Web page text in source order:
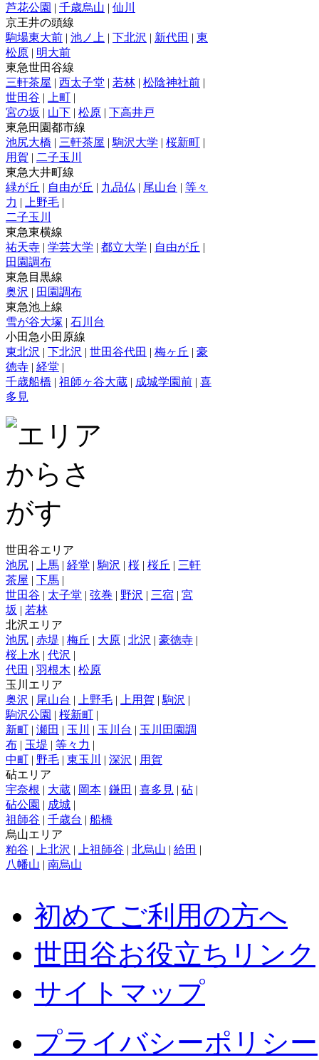
芦花公園 | 千歳烏山 | 仙川
京王井の頭線
駒場東大前 | 池ノ上 | 下北沢 | 新代田 | 東
松原 | 明大前
東急世田谷線
三軒茶屋 | 西太子堂 | 若林 | 松陰神社前 |
世田谷 | 上町 |
宮の坂 | 山下 | 松原 | 下高井戸
東急田園都市線
池尻大橋 | 三軒茶屋 | 駒沢大学 | 桜新町 |
用賀 | 二子玉川
東急大井町線
緑が丘 | 自由が丘 | 九品仏 | 尾山台 | 等々
力 | 上野毛 |
二子玉川
東急東横線
祐天寺 | 学芸大学 | 都立大学 | 自由が丘 |
田園調布
東急目黒線
奥沢 | 田園調布
東急池上線
雪が谷大塚 | 石川台
小田急小田原線
東北沢 | 下北沢 | 世田谷代田 | 梅ヶ丘 | 豪
徳寺 | 経堂 |
千歳船橋 | 祖師ヶ谷大蔵 | 成城学園前 | 喜
多見
世田谷エリア
池尻 | 上馬 | 経堂 | 駒沢 | 桜 | 桜丘 | 三軒
茶屋 | 下馬 |
世田谷 | 太子堂 | 弦巻 | 野沢 | 三宿 | 宮
坂 | 若林
北沢エリア
池尻 | 赤堤 | 梅丘 | 大原 | 北沢 | 豪徳寺 |
桜上水 | 代沢 |
代田 | 羽根木 | 松原
玉川エリア
奥沢 | 尾山台 | 上野毛 | 上用賀 | 駒沢 |
駒沢公園 | 桜新町 |
新町 | 瀬田 | 玉川 | 玉川台 | 玉川田園調
布 | 玉堤 | 等々力 |
中町 | 野毛 | 東玉川 | 深沢 | 用賀
砧エリア
宇奈根 | 大蔵 | 岡本 | 鎌田 | 喜多見 | 砧 |
砧公園 | 成城 |
祖師谷 | 千歳台 | 船橋
烏山エリア
粕谷 | 上北沢 | 上祖師谷 | 北烏山 | 給田 |
八幡山 | 南烏山
初めてご利用の方へ
世田谷お役立ちリンク
サイトマップ
プライバシーポリシー